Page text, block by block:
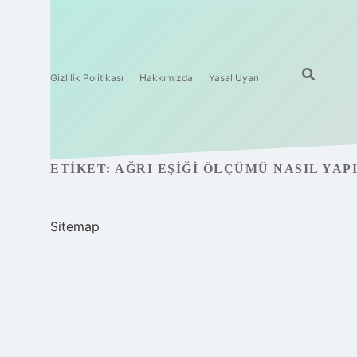
Gizlilik Politikası Hakkımızda Yasal Uyarı
ETIKET: AĞRI EŞIĞI ÖLÇÜMÜ NASIL
Sitemap